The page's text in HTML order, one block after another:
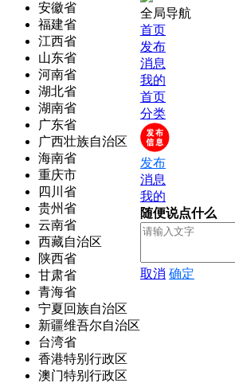
安徽省
福建省
江西省
山东省
河南省
湖北省
湖南省
广东省
广西壮族自治区
海南省
重庆市
四川省
贵州省
云南省
西藏自治区
陕西省
甘肃省
青海省
宁夏回族自治区
新疆维吾尔自治区
台湾省
香港特别行政区
澳门特别行政区
全局导航
首页
发布
消息
我的
首页
分类
发布
消息
我的
随便说点什么
取消 确定